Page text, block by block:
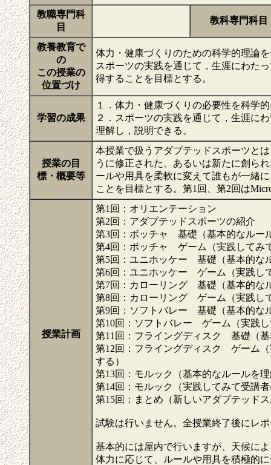
教職専門科
目
教科専門科目
教養教育で
の
この授業の
位置づけ
体力・健康づくりのための科学的理論
スポーツの実践を通じて，生涯にわた
得することを目標とする。
学習の成果
１．体力・健康づくりの必要性を科学
２．スポーツの実践を通じて，生涯に
理解し，説明できる。
授業の目
標・概要等
本授業で扱うアダプテッドスポーツと
うに修正された、あるいは新たに創ら
ールや用具を柔軟に変えて誰もが一緒
ことを目標とする。第1回、第2回は
授業計画
第1回：オリエンテーション
第2回：アダプテッドスポーツの紹介
第3回：ボッチャ 基礎（基本的なルー
第4回：ボッチャ ゲーム（実践してみ
第5回：ユニホッケー 基礎（基本的な
第6回：ユニホッケー ゲーム（実践し
第7回：カローリング 基礎（基本的な
第8回：カローリング ゲーム（実践し
第9回：ソフトバレー 基礎（基本的な
第10回：ソフトバレー ゲーム（実践
第11回：フライングディスク 基礎（
第12回：フライングディスク ゲーム
する）
第13回：モルック（基本的なルールを
第14回：モルック（実践してみて受講
第15回：まとめ（新しいアダプテッド
試験は行いません。全授業終了後にレ
基本的には屋内で行いますが、天候に
体力に応じて、ルールや用具を積極的